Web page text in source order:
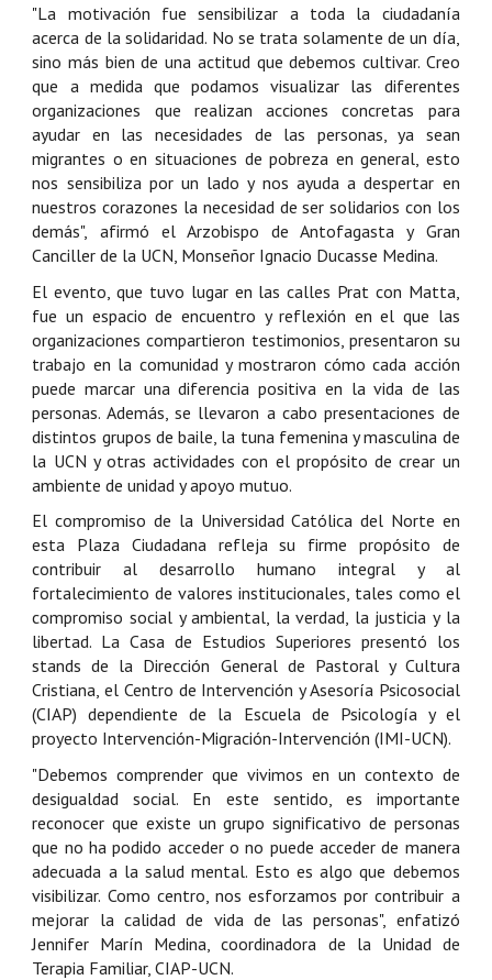
"La motivación fue sensibilizar a toda la ciudadanía
acerca de la solidaridad. No se trata solamente de un día,
sino más bien de una actitud que debemos cultivar. Creo
que a medida que podamos visualizar las diferentes
organizaciones que realizan acciones concretas para
ayudar en las necesidades de las personas, ya sean
migrantes o en situaciones de pobreza en general, esto
nos sensibiliza por un lado y nos ayuda a despertar en
nuestros corazones la necesidad de ser solidarios con los
demás", afirmó el Arzobispo de Antofagasta y Gran
Canciller de la UCN, Monseñor Ignacio Ducasse Medina.
El evento, que tuvo lugar en las calles Prat con Matta,
fue un espacio de encuentro y reflexión en el que las
organizaciones compartieron testimonios, presentaron su
trabajo en la comunidad y mostraron cómo cada acción
puede marcar una diferencia positiva en la vida de las
personas. Además, se llevaron a cabo presentaciones de
distintos grupos de baile, la tuna femenina y masculina de
la UCN y otras actividades con el propósito de crear un
ambiente de unidad y apoyo mutuo.
El compromiso de la Universidad Católica del Norte en
esta Plaza Ciudadana refleja su firme propósito de
contribuir al desarrollo humano integral y al
fortalecimiento de valores institucionales, tales como el
compromiso social y ambiental, la verdad, la justicia y la
libertad. La Casa de Estudios Superiores presentó los
stands de la Dirección General de Pastoral y Cultura
Cristiana, el Centro de Intervención y Asesoría Psicosocial
(CIAP) dependiente de la Escuela de Psicología y el
proyecto Intervención-Migración-Intervención (IMI-UCN).
"Debemos comprender que vivimos en un contexto de
desigualdad social. En este sentido, es importante
reconocer que existe un grupo significativo de personas
que no ha podido acceder o no puede acceder de manera
adecuada a la salud mental. Esto es algo que debemos
visibilizar. Como centro, nos esforzamos por contribuir a
mejorar la calidad de vida de las personas", enfatizó
Jennifer Marín Medina, coordinadora de la Unidad de
Terapia Familiar, CIAP-UCN.